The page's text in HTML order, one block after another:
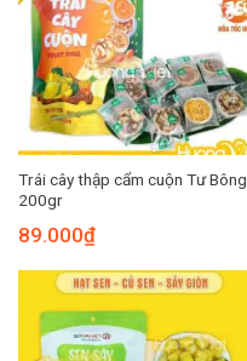
Trái cây thập cẩm cuộn Tư Bông
200gr
89.000₫